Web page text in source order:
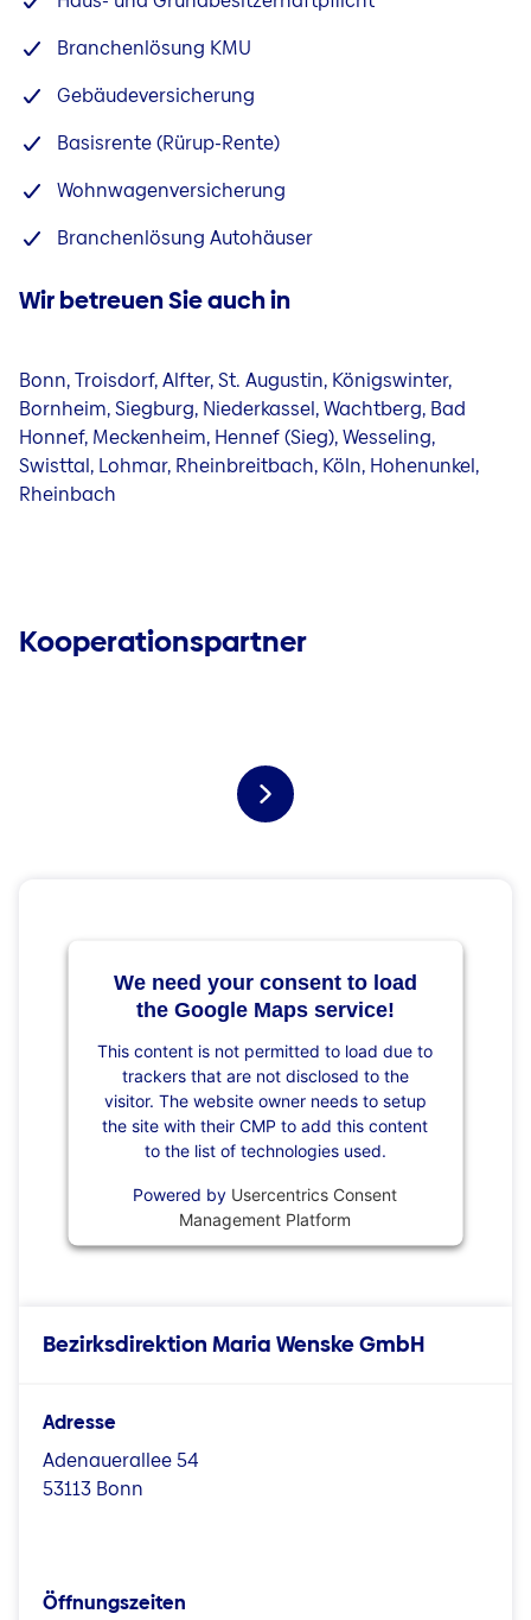
Branchenlösung KMU
Gebäudeversicherung
Basisrente (Rürup-Rente)
Wohnwagenversicherung
Branchenlösung Autohäuser
Wir betreuen Sie auch in
Bonn, Troisdorf, Alfter, St. Augustin, Königswinter,
Bornheim, Siegburg, Niederkassel, Wachtberg, Bad
Honnef, Meckenheim, Hennef (Sieg), Wesseling,
Swisttal, Lohmar, Rheinbreitbach, Köln, Hohenunkel,
Rheinbach
Kooperationspartner
We need your consent to load
the Google Maps service!
This content is not permitted to load due to
trackers that are not disclosed to the
visitor. The website owner needs to setup
the site with their CMP to add this content
to the list of technologies used.
Powered by Usercentrics Consent
Management Platform
Bezirksdirektion Maria Wenske GmbH
Adresse
Adenauerallee 54
53113 Bonn
Öffnungszeiten